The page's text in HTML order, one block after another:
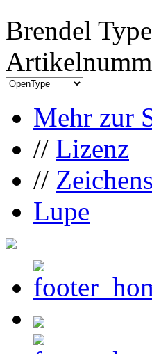
Brendel
Mehr zur
// Lizenz
//
Lupe